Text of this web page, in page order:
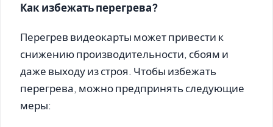
Как избежать перегрева?
Перегрев видеокарты может привести к
снижению производительности, сбоям и
даже выходу из строя. Чтобы избежать
перегрева, можно предпринять следующие
меры: